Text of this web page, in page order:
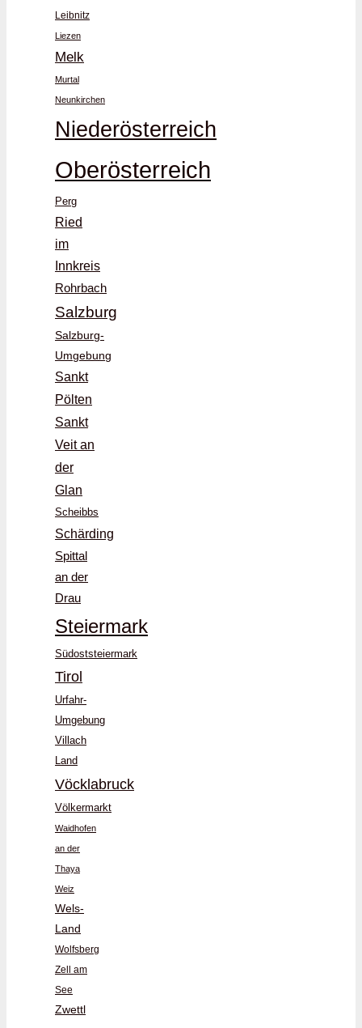
Leibnitz
Liezen
Melk
Murtal
Neunkirchen
Niederösterreich
Oberösterreich
Perg
Ried
im
Innkreis
Rohrbach
Salzburg
Salzburg-
Umgebung
Sankt
Pölten
Sankt
Veit an
der
Glan
Scheibbs
Schärding
Spittal
an der
Drau
Steiermark
Südoststeiermark
Tirol
Urfahr-
Umgebung
Villach
Land
Vöcklabruck
Völkermarkt
Waidhofen
an der
Thaya
Weiz
Wels-
Land
Wolfsberg
Zell am
See
Zwettl